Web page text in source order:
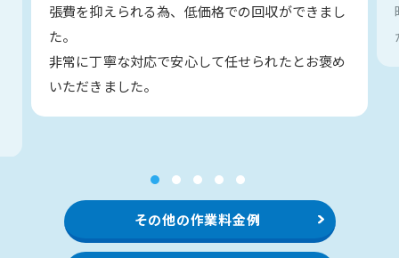
張費を抑えられる為、低価格での回収ができまし
た。
非常に丁寧な対応で安心して任せられたとお褒め
いただきました。
その他の作業料金例